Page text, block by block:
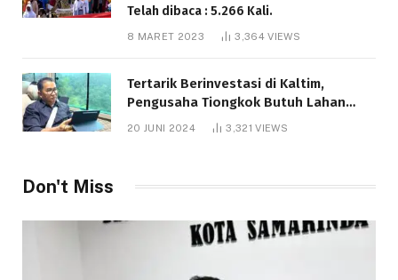
Telah dibaca : 5.266 Kali.
8 MARET 2023 3,364VIEWS
Tertarik Berinvestasi di Kaltim,
Pengusaha Tiongkok Butuh Lahan
1.000 Hektare
20 JUNI 2024 3,321VIEWS
Don't Miss